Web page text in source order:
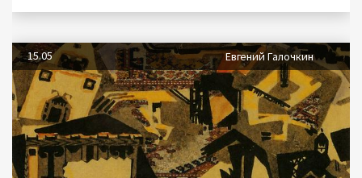
15.05 Евгений Галочкин